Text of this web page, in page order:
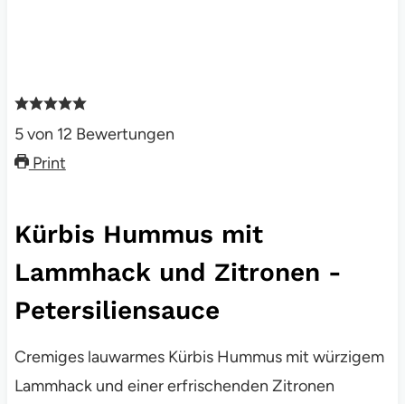
5von 12 Bewertungen
Print
Kürbis Hummus mit
Lammhack und Zitronen -
Petersiliensauce
Cremiges lauwarmes Kürbis Hummus mit würzigem
Lammhack und einer erfrischenden Zitronen